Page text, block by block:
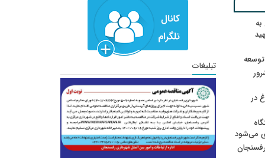
مزدور موساد و ۴ شرور
در
می‌شود
تبلیغات